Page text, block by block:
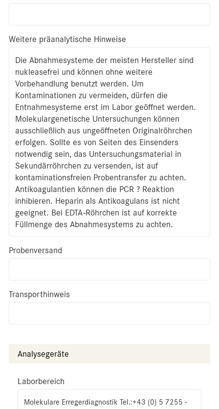
Weitere präanalytische Hinweise
Die Abnahmesysteme der meisten Hersteller sind
nukleasefrei und können ohne weitere
Vorbehandlung benutzt werden. Um
Kontaminationen zu vermeiden, dürfen die
Entnahmesysteme erst im Labor geöffnet werden.
Molekulargenetische Untersuchungen können
ausschließlich aus ungeöffneten Originalröhrchen
erfolgen. Sollte es von Seiten des Einsenders
notwendig sein, das Untersuchungsmaterial in
Sekundärröhrchen zu versenden, ist auf
kontaminationsfreien Probentransfer zu achten.
Antikoagulantien können die PCR ? Reaktion
inhibieren. Heparin als Antikoagulans ist nicht
geeignet. Bei EDTA-Röhrchen ist auf korrekte
Füllmenge des Abnahmesystems zu achten.
Probenversand
Transporthinweis
Analysegeräte
Laborbereich
Molekulare Erregerdiagnostik Tel.:+43 (0) 5 7255 -